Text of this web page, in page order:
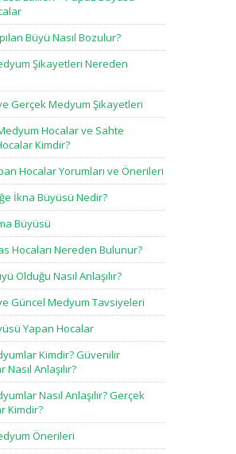
Büyü Nasıl Bozulur?
Şikayetleri Nereden
Gerçek Medyum Şikayetleri
Hocalar ve Sahte
Kimdir?
Hocalar Yorumları ve Önerileri
İkna Büyüsü Nedir?
Büyüsü
Hocaları Nereden Bulunur?
Olduğu Nasıl Anlaşılır?
Güncel Medyum Tavsiyeleri
Yapan Hocalar
Kimdir? Güvenilir
Anlaşılır?
Nasıl Anlaşılır? Gerçek
Kimdir?
Önerileri